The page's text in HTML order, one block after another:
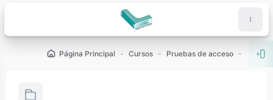
Página Principal Cursos Pruebas de acceso PAU -